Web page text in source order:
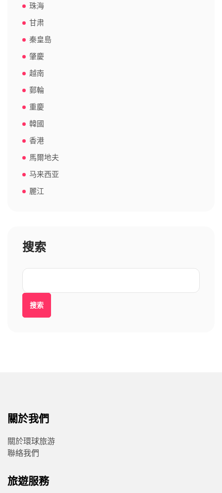
珠海
甘肃
秦皇島
肇慶
越南
郵輪
重慶
韓國
香港
馬爾地夫
马来西亚
麗江
搜索
搜索
關於我們
關於環球旅游
聯絡我們
旅遊服務